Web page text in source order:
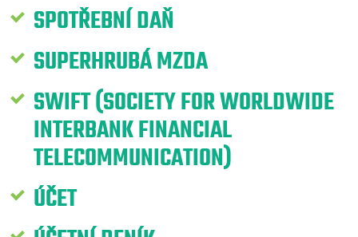
SPOTŘEBNÍ DAŇ
SUPERHRUBÁ MZDA
SWIFT (SOCIETY FOR WORLDWIDE
INTERBANK FINANCIAL
TELECOMMUNICATION)
ÚČET